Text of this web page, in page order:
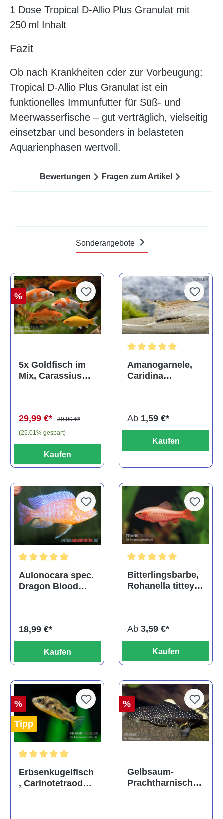
1 Dose Tropical D-Allio Plus Granulat mit
250 ml Inhalt
Fazit
Ob nach Krankheiten oder zur Vorbeugung:
Tropical D-Allio Plus Granulat ist ein
funktionelles Immunfutter für Süß- und
Meerwasserfische – gut verträglich, vielseitig
einsetzbar und besonders in belasteten
Aquarienphasen wertvoll.
Bewertungen Fragen zum Artikel
Sonderangebote
%
5x Goldfisch im
Mix, Carassius
29,99 €*
39,99 €*
(25.01% gespart)
Kaufen
Amanogarnele,
Caridina
Ab 1,59 €*
Kaufen
Durchschnittliche Bewertung von 5 von 5 Sternen
Aulonocara spec.
Dragon Blood
18,99 €*
Kaufen
Bitterlingsbarbe,
Rohanella titteya,
Ab 3,59 €*
Kaufen
%
Tipp
Durchschnittliche Bewertung von 5 von 5 Sternen
Erbsenkugelfisch
, Carinotetraodon
%
Gelbsaum-
Prachtharnischw